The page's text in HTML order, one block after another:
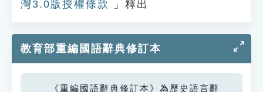
灣3.0版授權條款
」釋出
教育部重編國語辭典修訂本
《重編國語辭典修訂本》為歷史語言辭